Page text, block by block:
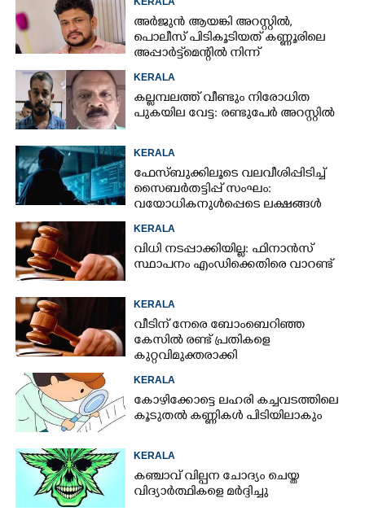
അർജുൻ ആയങ്കി അറസ്റ്റിൽ,
പൊലീസ് പിടികൂടിയത് കണ്ണൂരിലെ
അപ്പാർട്ട്‌മെന്റിൽ നിന്ന്
KERALA
കല്ലമ്പലത്ത് വീണ്ടും നിരോധിത
പുകയില വേട്ട: രണ്ടുപേർ അറസ്റ്റിൽ
KERALA
ഫേസ്ബുക്കിലൂടെ വലവീശിപ്പിടിച്ച്
സൈബർതട്ടിപ്പ് സംഘം:
വയോധികനുൾപ്പെടെ ലക്ഷങ്ങൾ
നഷ്ടമായി
KERALA
വിധി നടപ്പാക്കിയില്ല: ഫിനാൻസ്
സ്ഥാപനം എംഡിക്കെതിരെ വാറണ്ട്
KERALA
വീടിന് നേരെ ബോംബെറിഞ്ഞ
കേസിൽ രണ്ട് പ്രതികളെ
കുറ്റവിമുക്തരാക്കി
KERALA
കോഴിക്കോട്ടെ ലഹരി കച്ചവടത്തിലെ
കൂടുതൽ കണ്ണികൾ പിടിയിലാകും
KERALA
കഞ്ചാവ് വില്പന ചോദ്യം ചെയ്ത
വിദ്യാർത്ഥികളെ മർദ്ദിച്ചു